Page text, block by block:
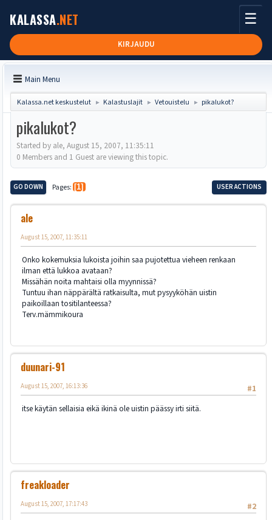
KALASSA.NET
KIRJAUDU
☰
Main Menu
Kalassa.net keskustelut ► Kalastuslajit ► Vetouistelu ► pikalukot?
pikalukot?
Started by ale, August 15, 2007, 11:35:11
0 Members and 1 Guest are viewing this topic.
GO DOWN Pages 1 USER ACTIONS
ale
August 15, 2007, 11:35:11
Onko kokemuksia lukoista joihin saa pujotettua vieheen renkaan
ilman että lukkoa avataan?
Missähän noita mahtaisi olla myynnissä?
Tuntuu ihan näppärältä ratkaisulta, mut pysyyköhän uistin
paikoillaan tositilanteessa?
Terv.mämmikoura
duunari-91
#1
August 15, 2007, 16:13:36
itse käytän sellaisia eikä ikinä ole uistin päässy irti siitä.
freakloader
#2
August 15, 2007, 17:17:43